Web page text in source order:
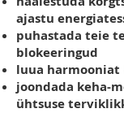
ajastu
puhastada teie
blokeeringud
luua
joondada keha-
ühtsuse